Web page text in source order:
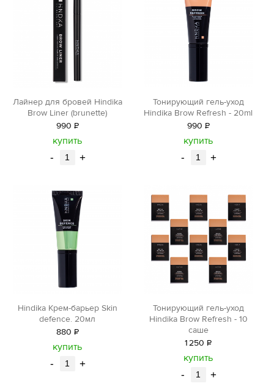
Лайнер для бровей Hindika
Brow Liner (brunette)
990 Р
уб.
купить
- +
Тонирующий гель-уход
Hindika Brow Refresh - 20ml
990 Р
уб.
купить
- +
Hindika Крем-барьер Skin
defence. 20мл
880 Р
уб.
купить
- +
Тонирующий гель-уход
Hindika Brow Refresh - 10
саше
1250 Р
уб.
купить
- +